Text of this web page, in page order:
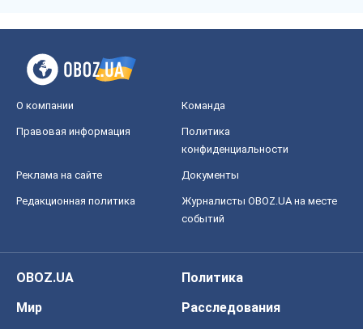
О компании Команда
Правовая информация
Политика
конфиденциальности
Реклама на сайте Документы
Редакционная политика
Журналисты OBOZ.UA на месте
событий
OBOZ.UA
Политика
Мир
Расследования